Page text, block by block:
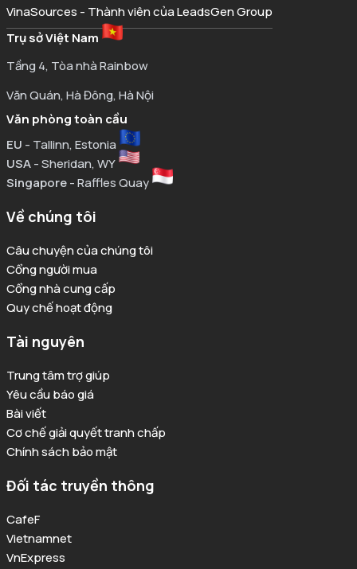
VinaSources - Thành viên của LeadsGen Group
Trụ sở Việt Nam
Tầng 4, Tòa nhà Rainbow
Văn Quán, Hà Đông, Hà Nội
Văn phòng toàn cầu
EU - Tallinn, Estonia
USA- Sheridan, WY
Singapore- Raffles Quay
Về chúng tôi
Câu chuyện của chúng tôi
Cổng người mua
Cổng nhà cung cấp
Quy chế hoạt động
Tài nguyên
Trung tâm trợ giúp
Yêu cầu báo giá
Bài viết
Cơ chế giải quyết tranh chấp
Chính sách bảo mật
Đối tác truyền thông
CafeF
Vietnamnet
VnExpress